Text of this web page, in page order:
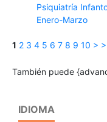
Psiquiatría
Enero-Marzo
1 2 3 4 5 6 7 8 9 10 >
También puede
IDIOMA